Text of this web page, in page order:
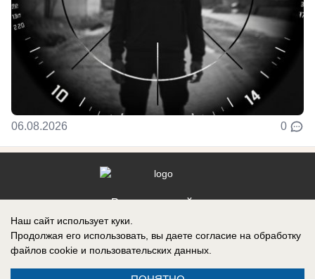
06.08.2026 0
Реклама на сайте
Наш сайт использует куки.
Продолжая его использовать, вы даете согласие на обработку
файлов cookie и пользовательских данных.